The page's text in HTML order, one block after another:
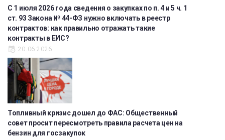
С 1 июля 2026 года сведения о закупках по п. 4 и 5 ч. 1
ст. 93 Закона № 44-ФЗ нужно включать в реестр
контрактов: как правильно отражать такие
контракты в ЕИС?
20.06.2026
Топливный кризис дошел до ФАС: Общественный
совет просит пересмотреть правила расчета цен на
бензин для госзакупок